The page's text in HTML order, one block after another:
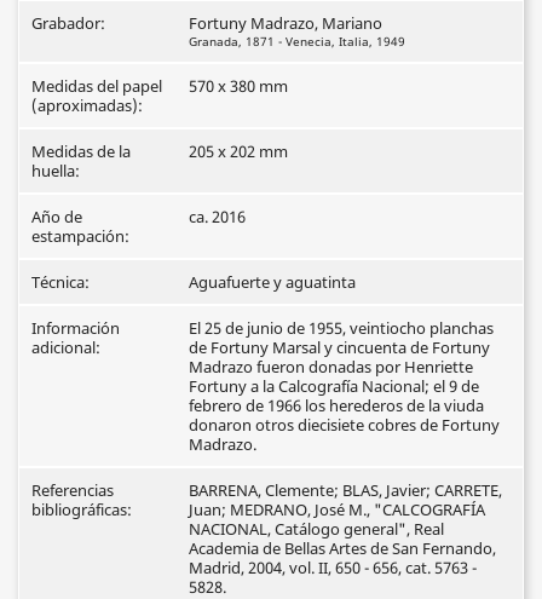
Grabador: Fortuny Madrazo, Mariano
Granada, 1871 - Venecia, Italia, 1949
Medidas del papel
(aproximadas):
570 x 380 mm
Medidas de la
huella:
205 x 202 mm
Año de
estampación:
ca. 2016
Técnica: Aguafuerte y aguatinta
Información
adicional:
El 25 de junio de 1955, veintiocho planchas
de Fortuny Marsal y cincuenta de Fortuny
Madrazo fueron donadas por Henriette
Fortuny a la Calcografía Nacional; el 9 de
febrero de 1966 los herederos de la viuda
donaron otros diecisiete cobres de Fortuny
Madrazo.
Referencias
bibliográficas:
BARRENA, Clemente; BLAS, Javier; CARRETE,
Juan; MEDRANO, José M., "CALCOGRAFÍA
NACIONAL, Catálogo general", Real
Academia de Bellas Artes de San Fernando,
Madrid, 2004, vol. II, 650 - 656, cat. 5763 -
5828.